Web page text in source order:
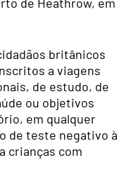
britânicos
a viagens
de estudo, de
ou objetivos
em qualquer
de teste negativo à
crianças com